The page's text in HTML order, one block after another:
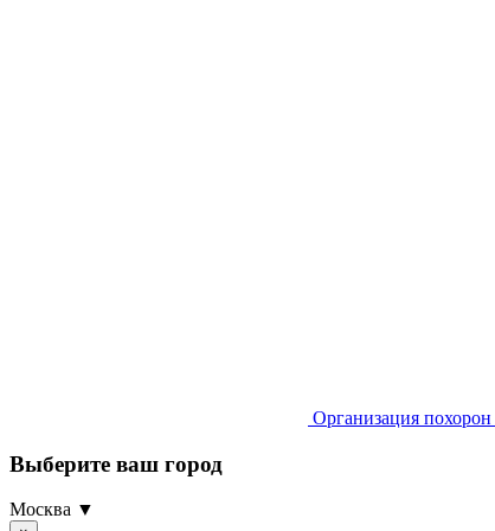
Организация похорон
Выберите ваш город
Москва ▼